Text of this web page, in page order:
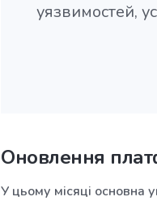
уязвимостей,
Оновлення
У цьому місяці основна